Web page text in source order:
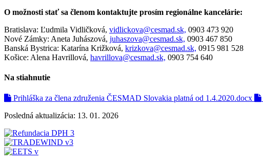
O možnosti stať sa členom kontaktujte prosím regionálne kancelárie:
Bratislava: Ľudmila Vidličková, vidlickova@cesmad.sk, 0903 473 920
Nové Zámky: Aneta Juhászová, juhaszova@cesmad.sk, 0903 467 850
Banská Bystrica: Katarína Križková, krizkova@cesmad.sk, 0915 981 528
Košice: Alena Havrillová, havrillova@cesmad.sk, 0903 754 640
Na stiahnutie
Prihláška za člena združenia ČESMAD Slovakia platná od 1.4.2020.docx
Posledná aktualizácia: 13. 01. 2026